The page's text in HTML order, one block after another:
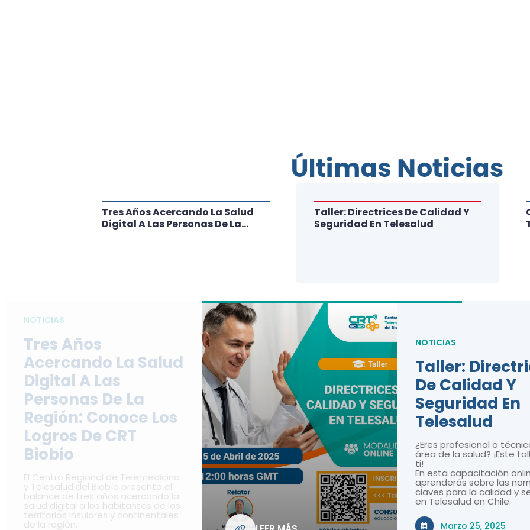
NOTICIAS
Tres Años
Acercando La Salud
Digital A Las
Personas De La
Región: Conoce Los
Logros De CRT
Biobío
El Centro Regional de Telemedicina
y Telesalud del Biobío presenta el
balance de tres años acercando la
salud digital a los habitantes de los
territorios insulares y continentales
de la región.
NOTICIAS
Taller:
De Calidad Y
Seguridad En
Telesalud
¿Eres profesional o
área de la salud? ¡Este
ti!
En esta capacitación
aprenderás sobre las
claves para la calidad y
en Telesalud en Chile.
Marzo 25, 2025
Tres Años Acercando La Salud
Digital A Las Personas De La
Taller: Directrices De Calidad Y
Seguridad En Telesalud
Últimas Noticias